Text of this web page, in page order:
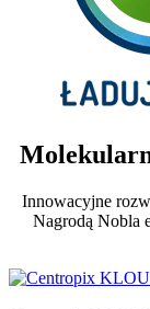
Innowacyjne
Nagrodą Nobla